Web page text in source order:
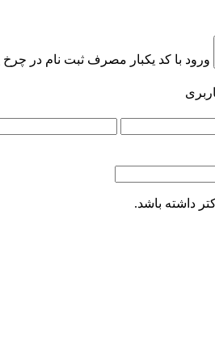
ورود با کد یکبار مصرف ثبت نام در